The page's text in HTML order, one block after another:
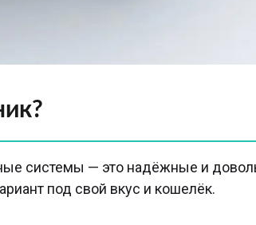
системы — это надёжные и
под свой вкус и кошелёк.